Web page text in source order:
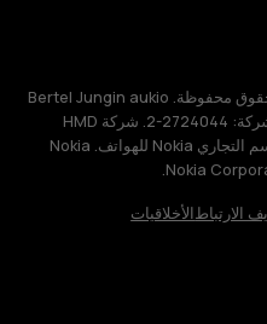
TM و © 2026 HMD Global. جميع الحقوق محفوظة. Bertel Jungin aukio
9, 02600 Espoo, Finland. مُعرِّف الشركة: 2724044-2. شركة HMD
Global Oy حاصلة على ترخيص من الاسم التجاري Nokia للهواتف. Nokia
الارتباطالأخلاقيات